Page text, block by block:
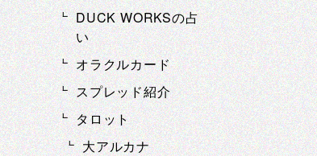
DUCK WORKSの占
い
オラクルカード
スプレッド紹介
タロット
大アルカナ